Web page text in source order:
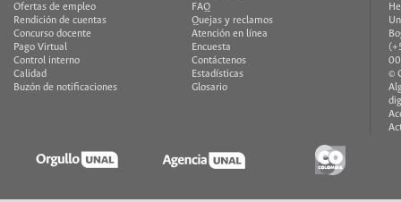
Ofertas de empleo
Rendición de cuentas
Concurso docente
Pago Virtual
Control interno
Calidad
Buzón de notificaciones
FAQ
Quejas y reclamos
Atención en línea
Encuesta
Contáctenos
Estadísticas
Glosario
©